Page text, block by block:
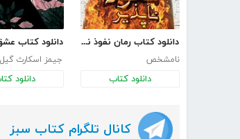
دانلود کتاب رمان نفوذ ناپذیر
نامشخص
دانلود کتاب
جیمز اسکارث گیل
دانلود
کانال تلگرام کتاب سبز